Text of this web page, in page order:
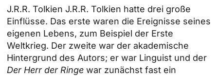
J.R.R. Tolkien J.R.R. Tolkien hatte drei große
Einflüsse. Das erste waren die Ereignisse seines
eigenen Lebens, zum Beispiel der Erste
Weltkrieg. Der zweite war der akademische
Hintergrund des Autors; er war Linguist und der
Der Herr der Ringe war zunächst fast ein